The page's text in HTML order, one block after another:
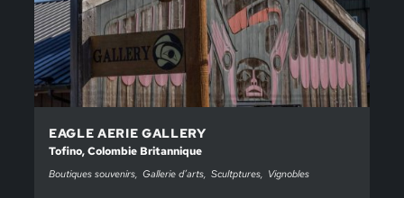
EAGLE AERIE GALLERY
Tofino, Colombie Britannique
Boutiques souvenirs Gallerie d’arts Scultptures Vignobles